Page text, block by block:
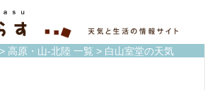
> 高原・山-北陸 一覧 > 白山室堂の天気